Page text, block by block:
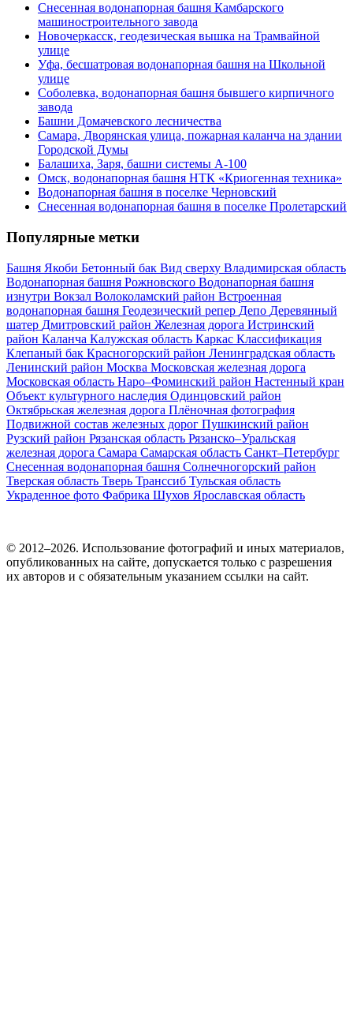
Снесенная водонапорная башня Камбарского
машиностроительного завода
Новочеркасск, геодезическая вышка на Трамвайной
улице
Уфа, бесшатровая водонапорная башня на Школьной
улице
Соболевка, водонапорная башня бывшего кирпичного
завода
Башни Домачевского лесничества
Самара, Дворянская улица, пожарная каланча на здании
Городской Думы
Балашиха, Заря, башни системы А-100
Омск, водонапорная башня НТК «Криогенная техника»
Водонапорная башня в поселке Черновский
Снесенная водонапорная башня в поселке Пролетарский
Популярные метки
Башня Якоби Бетонный бак Вид сверху Владимирская область
Водонапорная башня Рожновского Водонапорная башня
изнутри Вокзал Волоколамский район Встроенная
водонапорная башня Геодезический репер Депо Деревянный
шатер Дмитровский район Железная дорога Истринский
район Каланча Калужская область Каркас Классификация
Клепаный бак Красногорский район Ленинградская область
Ленинский район Москва Московская железная дорога
Московская область Наро–Фоминский район Настенный кран
Объект культурного наследия Одинцовский район
Октябрьская железная дорога Плёночная фотография
Подвижной состав железных дорог Пушкинский район
Рузский район Рязанская область Рязанско–Уральская
железная дорога Самара Самарская область Санкт–Петербург
Снесенная водонапорная башня Солнечногорский район
Тверская область Тверь Транссиб Тульская область
Украденное фото Фабрика Шухов Ярославская область
© 2012–2026. Использование фотографий и иных материалов,
опубликованных на сайте, допускается только с разрешения
их авторов и c обязательным указанием ссылки на сайт.